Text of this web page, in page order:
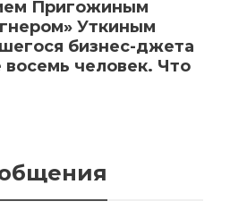
Пригожиным
Уткиным
бизнес-джета
человек. Что